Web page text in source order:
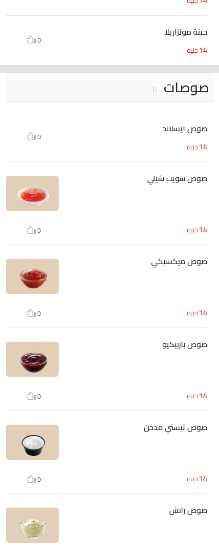
جبنة موتزاريلا
14جنيه
0
صوصات 6
صوص ايسلاند
14جنيه
0
صوص سويت شيلي
14جنيه 0
صوص ميكسيكي
14جنيه 0
صوص باربيكيو
14جنيه 0
صوص تيستي مدخن
14جنيه 0
صوص رانش